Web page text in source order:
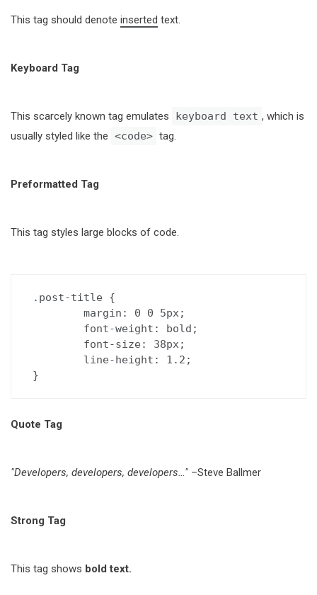
This tag should denote inserted text.
Keyboard Tag
This scarcely known tag emulates keyboard text , which is
usually styled like the <code> tag.
Preformatted Tag
This tag styles large blocks of code.
.post-title {
}
Quote Tag
Developers, developers, developers… –Steve Ballmer
Strong Tag
This tag shows bold text.